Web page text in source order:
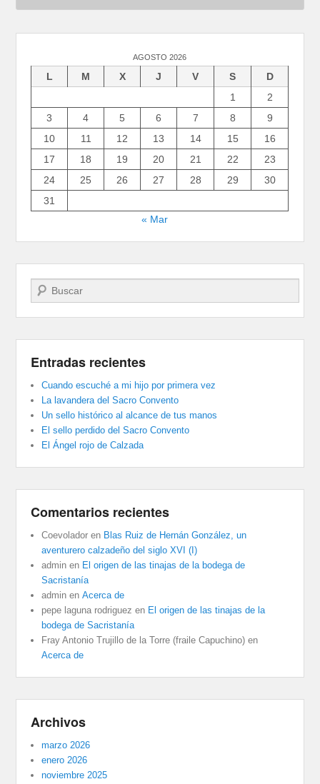
AGOSTO 2026
L M X J V S
D
1
2
3
4 5 6 7 8
9
10
11 12 13 14 15
16
17
18 19 20 21 22
23
24
25 26 27 28 29
30
31
« Mar
Buscar
Entradas recientes
Cuando escuché a mi hijo por primera vez
La lavandera del Sacro Convento
Un sello histórico al alcance de tus manos
El sello perdido del Sacro Convento
El Ángel rojo de Calzada
Comentarios recientes
Coevolador en Blas Ruiz de Hernán González, un
aventurero calzadeño del siglo XVI (I)
admin en El origen de las tinajas de la bodega de
Sacristanía
admin enAcerca de
pepe laguna rodriguez en El origen de las tinajas de la
bodega de Sacristanía
Fray Antonio Trujillo de la Torre (fraile Capuchino) en
Acerca de
Archivos
marzo 2026
enero 2026
noviembre 2025